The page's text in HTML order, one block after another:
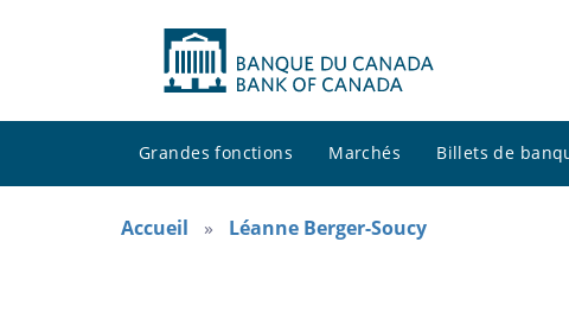
Grandes fonctions Marchés Billets de
Accueil Léanne Berger-Soucy